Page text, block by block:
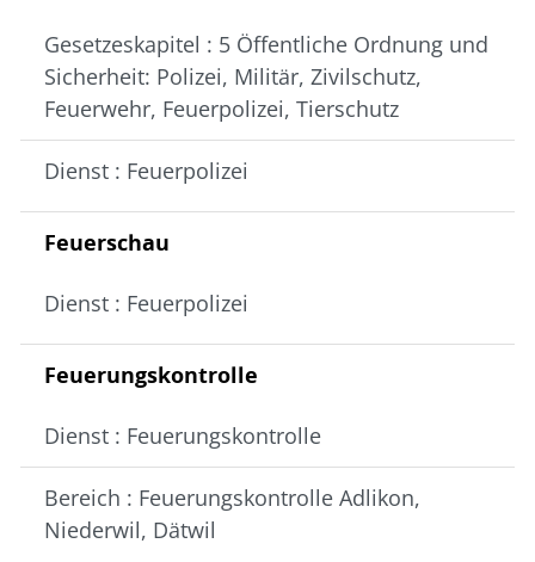
Gesetzeskapitel : 5 Öffentliche Ordnung und
Sicherheit: Polizei, Militär, Zivilschutz,
Feuerwehr, Feuerpolizei, Tierschutz
Dienst : Feuerpolizei
Feuerschau
Dienst : Feuerpolizei
Feuerungskontrolle
Dienst : Feuerungskontrolle
Bereich : Feuerungskontrolle Adlikon,
Niederwil, Dätwil